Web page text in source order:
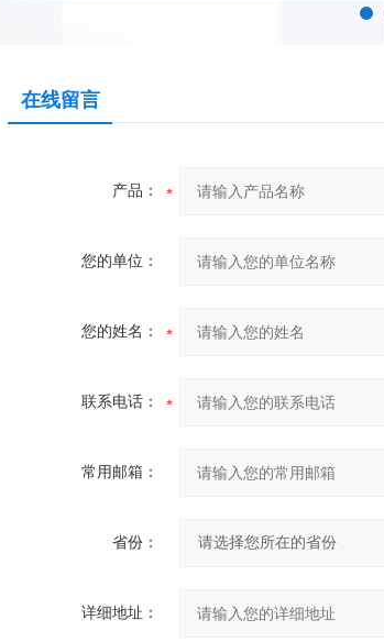
在线留言
产品：
您的单位：
您的姓名：
联系电话：
常用邮箱：
省份：
详细地址：